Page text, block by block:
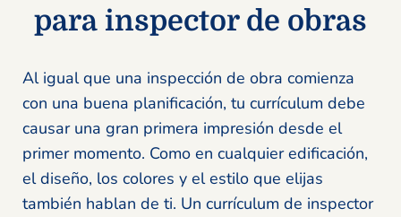
para inspector de obras
Al igual que una inspección de obra comienza
con una buena planificación, tu currículum debe
causar una gran primera impresión desde el
primer momento. Como en cualquier edificación,
el diseño, los colores y el estilo que elijas
también hablan de ti. Un currículum de inspector